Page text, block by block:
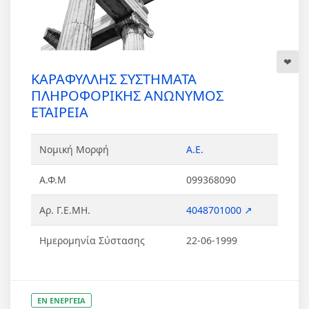
ΚΑΡΑΦΥΛΛΗΣ ΣΥΣΤΗΜΑΤΑ
ΠΛΗΡΟΦΟΡΙΚΗΣ ΑΝΩΝΥΜΟΣ
ΕΤΑΙΡΕΙΑ
Νομική Μορφή Α.Ε.
Α.Φ.Μ 099368090
Αρ. Γ.Ε.ΜΗ. 4048701000 ↗
Ημερομηνία Σύστασης 22-06-1999
ΕΝ ΕΝΕΡΓΕΙΑ